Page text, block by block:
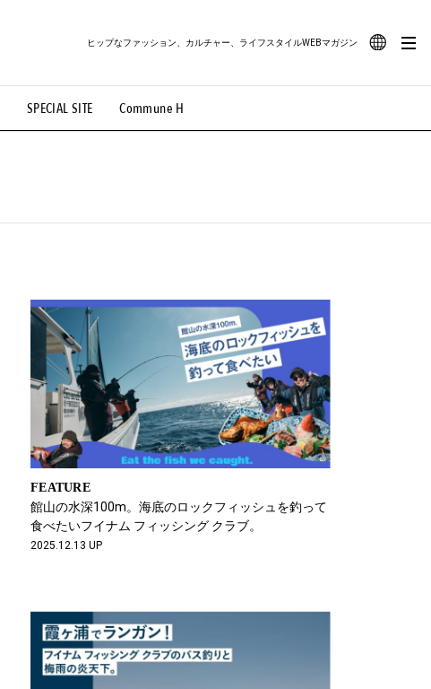
SPECIAL SITE Commune H
ヒップなファッション、カルチャー、ライフスタイルWEBマガジン
#路地裏てぃーん。 #MONTHLY JOURNAL
#MOVIE #LIFESTYLE #SNEAKER #OUTDOOR
FEATURE
館山の水深100m。海底のロックフィッシュを釣って
食べたいフイナム フィッシング クラブ。
2025.12.13 UP